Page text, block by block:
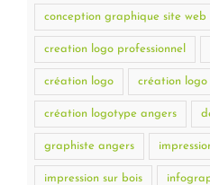
conception graphique site web
creation logo professionnel
création logo création logo
création logotype angers
graphiste angers
impression sur bois